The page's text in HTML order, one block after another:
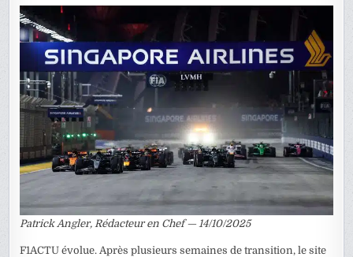
Patrick Angler, Rédacteur en Chef — 14/10/2025
F1ACTU évolue. Après plusieurs semaines de transition, le site